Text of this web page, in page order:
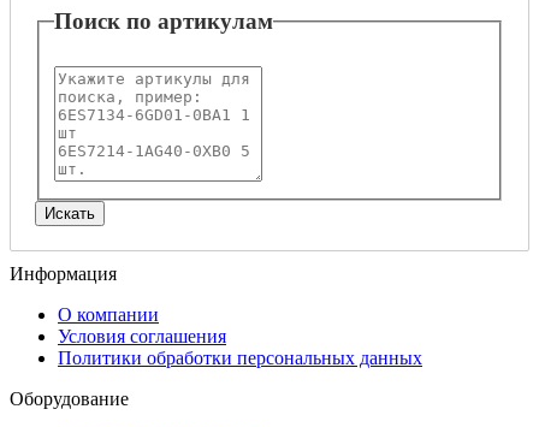
Поиск по артикулам
Информация
О компании
Условия соглашения
Политики обработки персональных данных
Оборудование